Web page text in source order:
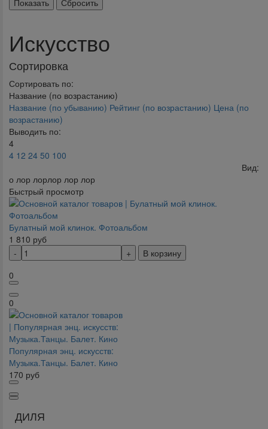
Искусство
Сортировка
Сортировать по:
Название (по возрастанию)
Название (по убыванию) Рейтинг (по возрастанию) Цена (по
возрастанию)
Выводить по:
4
4 12 24 50 100
Вид:
о лор лорлор лор лор
Быстрый просмотр
Булатный мой клинок. Фотоальбом
1 810 руб
В корзину
0
0
Популярная энц. искусств:
Музыка.Танцы. Балет. Кино
170 руб
ДИЛЯ